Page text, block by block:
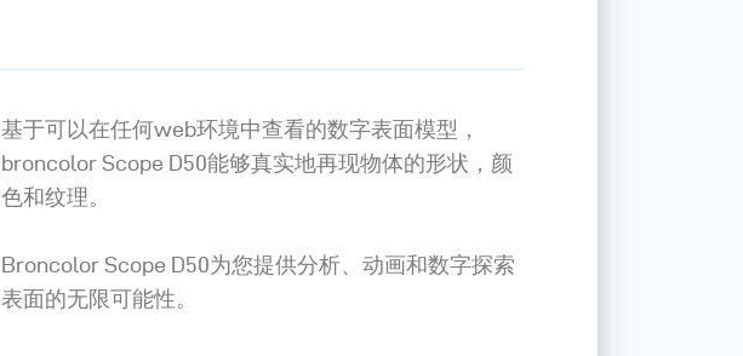
基于可以在任何web环境中查看的数字表面模型，
broncolor Scope D50能够真实地再现物体的形状，颜
色和纹理。
Broncolor Scope D50为您提供分析、动画和数字探索
表面的无限可能性。